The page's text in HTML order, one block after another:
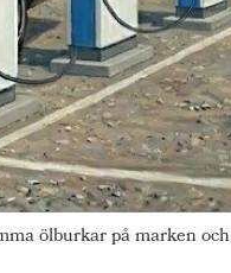
ölburkar på marken och